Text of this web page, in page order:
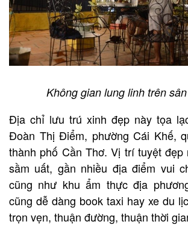
Không gian lung linh trên
Địa chỉ lưu trú xinh đẹp này tọa
Đoàn Thị Điểm, phường Cái Khế,
thành phố Cần Thơ. Vị trí tuyệt đẹp
sầm uất, gần nhiều địa điểm vui
cũng như khu ẩm thực địa
cũng dễ dàng book taxi hay xe du
trọn vẹn, thuận đường, thuận thời